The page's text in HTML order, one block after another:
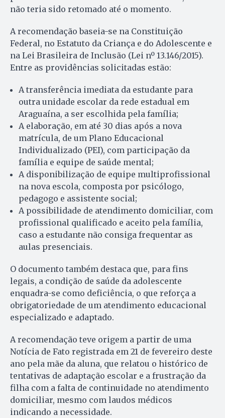
não teria sido retomado até o momento.
A recomendação baseia-se na Constituição
Federal, no Estatuto da Criança e do Adolescente e
na Lei Brasileira de Inclusão (Lei nº 13.146/2015).
Entre as providências solicitadas estão:
A transferência imediata da estudante para
outra unidade escolar da rede estadual em
Araguaína, a ser escolhida pela família;
A elaboração, em até 30 dias após a nova
matrícula, de um Plano Educacional
Individualizado (PEI), com participação da
família e equipe de saúde mental;
A disponibilização de equipe multiprofissional
na nova escola, composta por psicólogo,
pedagogo e assistente social;
A possibilidade de atendimento domiciliar, com
profissional qualificado e aceito pela família,
caso a estudante não consiga frequentar as
aulas presenciais.
O documento também destaca que, para fins
legais, a condição de saúde da adolescente
enquadra-se como deficiência, o que reforça a
obrigatoriedade de um atendimento educacional
especializado e adaptado.
A recomendação teve origem a partir de uma
Notícia de Fato registrada em 21 de fevereiro deste
ano pela mãe da aluna, que relatou o histórico de
tentativas de adaptação escolar e a frustração da
filha com a falta de continuidade no atendimento
domiciliar, mesmo com laudos médicos
indicando a necessidade.